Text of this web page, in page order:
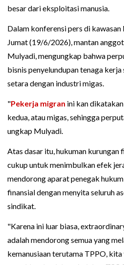
besar dari eksploitasi manusia.
Dalam konferensi pers di
Jumat (19/6/2026), mantan
Mulyadi, mengungkap bahwa
bisnis penyelundupan tenaga
setara dengan industri migas.
"Pekerja migran ini kan
kedua, atau migas, sehingga
ungkap Mulyadi.
Atas dasar itu, hukuman
cukup untuk menimbulkan efek
mendorong aparat penegak
finansial dengan menyita seluruh
sindikat.
"Karena ini luar biasa,
adalah mendorong semua yang
kemanusiaan terutama TPPO,